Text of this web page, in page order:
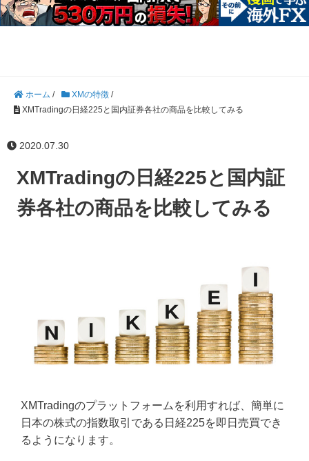
ホーム / XMの特徴 /
XMTradingの日経225と国内証券各社の商品を比較してみる
2020.07.30
XMTradingの日経225と国内証
券各社の商品を比較してみる
XMTradingのプラットフォームを利用すれば、簡単に
日本の株式の指数取引である日経225を即日売買でき
るようになります。